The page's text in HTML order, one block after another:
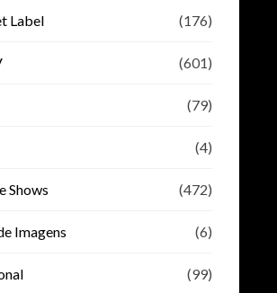
Label (176)
(601)
(79)
(4)
Shows (472)
Imagens (6)
(99)